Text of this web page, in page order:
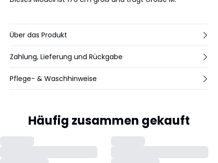
Über das Produkt
Zahlung, Lieferung und Rückgabe
Pflege- & Waschhinweise
Häufig zusammen gekauft